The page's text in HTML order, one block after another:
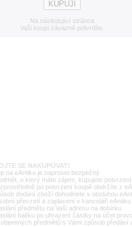
Na následující stránce
Vaši koupi závazně potvrdíte.
SE NAKUPOVAT!
na eAntiku je naprosto bezpečný:
o který máte zájem, kupujete
po potvrzení koupě obdržíte z
dodání zboží dohodnete s obsluhou
převzetí a zaplacení v kanceláři eAntiku
předmětu na Vaši adresu na dobírku
balíku po uhrazení částky na účet
předmětů s Vámi způsob předání